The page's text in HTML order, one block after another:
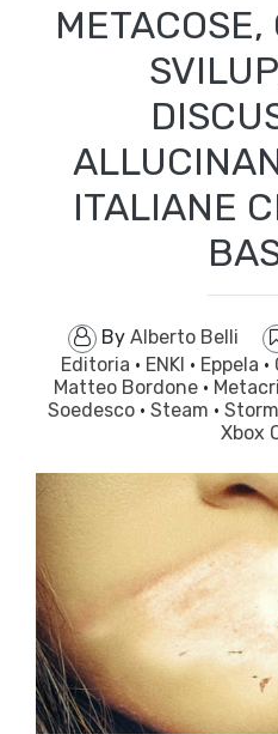
ITALIANE
By Alberto Belli
Editoria · ENKI · Eppela ·
Matteo Bordone ·
Soedesco · Steam ·
Xbox